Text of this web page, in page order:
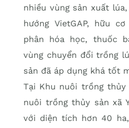
nhiều vùng sản xuất
hướng VietGAP, hữu
phân hóa học, thuốc
vùng chuyển đổi trồng
sản đã áp dụng khá tốt
Tại Khu nuôi trồng thủy
nuôi trồng thủy sản xã
với diện tích hơn 40